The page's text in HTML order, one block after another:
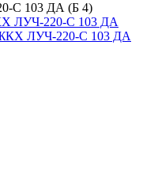
С 103 ДА (Б 4)
ЛУЧ-220-С 103 ДА